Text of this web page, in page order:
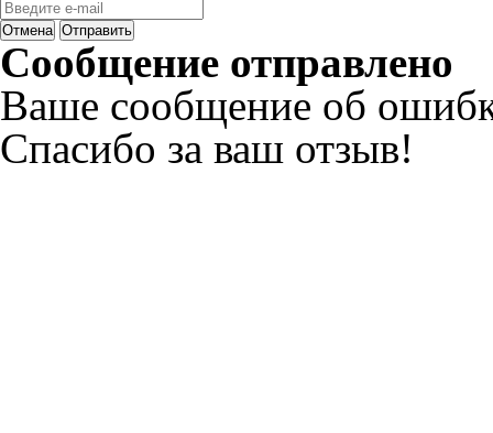
Отмена Отправить
Сообщение отправлено
Ваше сообщение об
Спасибо за ваш отзыв!